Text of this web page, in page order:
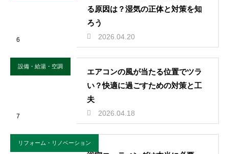
6
る原因は？湿気の正体と対策を知
ろう
2026.04.20
設備・給湯・空調
7
エアコンの風が当たる位置でツラ
い？快適に過ごすための対策と工
夫
2026.04.18
リフォーム・リノベーション